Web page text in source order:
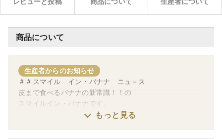
商品について
生産者からのお知らせ
＃＃スマイル イン・バナナ ニュ－ス
皮まで食べるバナナの新常識！！の
スマイルイン・バナナです。
もっと見る